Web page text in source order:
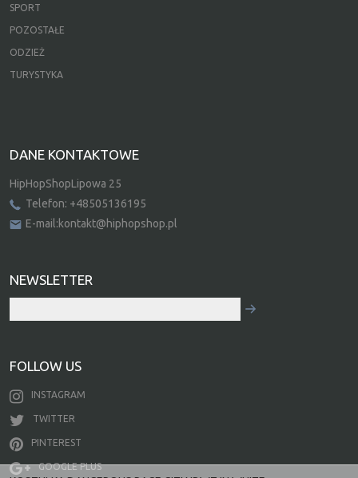
SPORT
POZOSTAŁE
ODZIEŻ
TURYSTYKA
DANE KONTAKTOWE
HipHopShopLipowa 25
Telefon: +48505136195
E-mail:kontakt@hiphopshop.pl
NEWSLETTER
FOLLOW US
INSTAGRAM
TWITTER
PINTEREST
GOOGLE PLUS